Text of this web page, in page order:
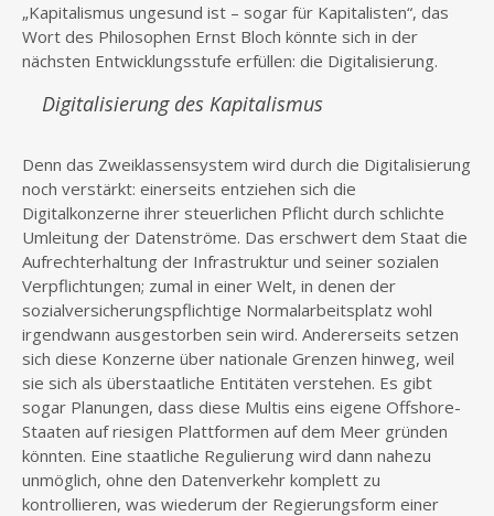
„Kapitalismus ungesund ist – sogar für Kapitalisten“, das
Wort des Philosophen Ernst Bloch könnte sich in der
nächsten Entwicklungsstufe erfüllen: die Digitalisierung.
Digitalisierung des Kapitalismus
Denn das Zweiklassensystem wird durch die Digitalisierung
noch verstärkt: einerseits entziehen sich die
Digitalkonzerne ihrer steuerlichen Pflicht durch schlichte
Umleitung der Datenströme. Das erschwert dem Staat die
Aufrechterhaltung der Infrastruktur und seiner sozialen
Verpflichtungen; zumal in einer Welt, in denen der
sozialversicherungspflichtige Normalarbeitsplatz wohl
irgendwann ausgestorben sein wird. Andererseits setzen
sich diese Konzerne über nationale Grenzen hinweg, weil
sie sich als überstaatliche Entitäten verstehen. Es gibt
sogar Planungen, dass diese Multis eins eigene Offshore-
Staaten auf riesigen Plattformen auf dem Meer gründen
könnten. Eine staatliche Regulierung wird dann nahezu
unmöglich, ohne den Datenverkehr komplett zu
kontrollieren, was wiederum der Regierungsform einer